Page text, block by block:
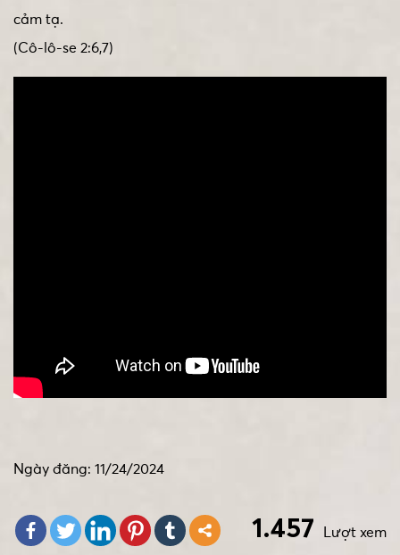
cảm tạ.
(Cô-lô-se 2:6,7)
Ngày đăng: 11/24/2024
Lượt xem
1.457